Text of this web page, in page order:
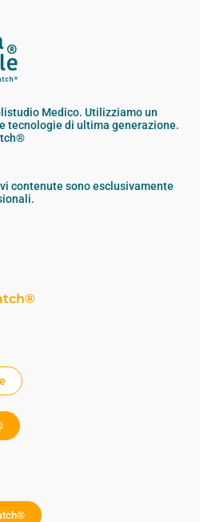
Medico. Utilizziamo un
tecnologie di ultima generazione.
contenute sono esclusivamente